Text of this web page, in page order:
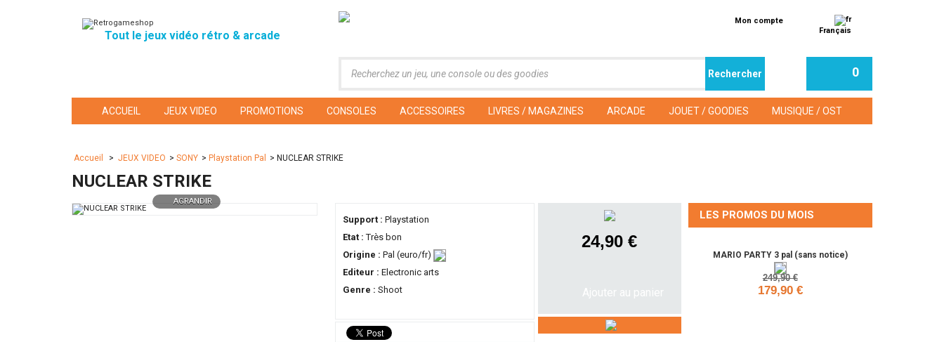
Tout le jeux vidéo rétro & arcade
Mon compte
Français
0
ACCUEIL JEUX VIDEO PROMOTIONS CONSOLES ACCESSOIRES LIVRES / MAGAZINES ARCADE JOUET / GOODIES MUSIQUE / OST
Accueil > JEUX VIDEO > SONY > Playstation Pal > NUCLEAR STRIKE
NUCLEAR STRIKE
AGRANDIR
Support : Playstation
Etat :Très bon
Origine : Pal (euro/fr)
Editeur : Electronic arts
Genre : Shoot
24,90 €
LES PROMOS DU MOIS
MARIO PARTY 3 pal (sans notice)
249,90 €
179,90 €